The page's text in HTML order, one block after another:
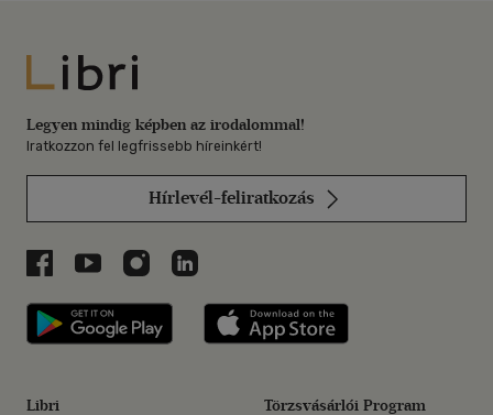
Libri
Legyen mindig képben az irodalommal!
Iratkozzon fel legfrissebb híreinkért!
Hírlevél-feliratkozás
Libri a Facebookon
Libri a Youtube-on
Libri az Instagramon
Libri a LinkedInen
Libri applikáció Szerezd meg: Google
Libri Törzsvásárlói Program